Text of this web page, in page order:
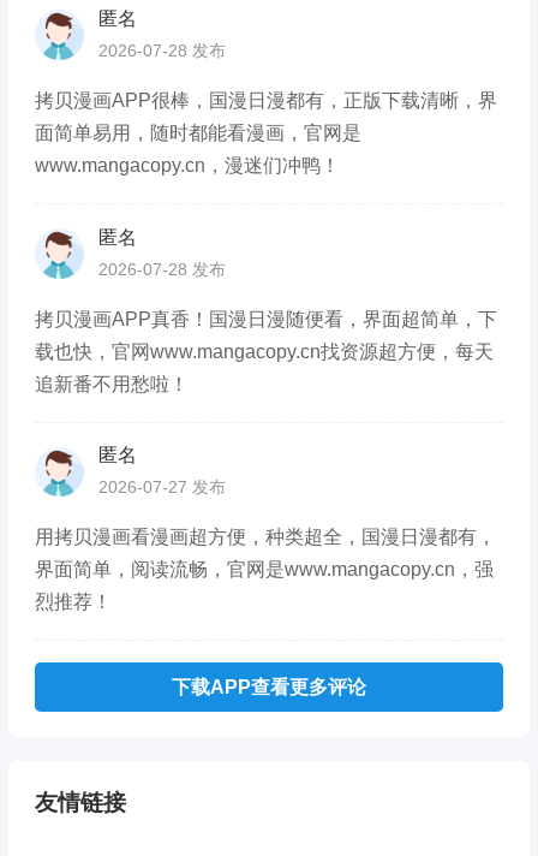
匿名
2026-07-28 发布
拷贝漫画APP很棒，国漫日漫都有，正版下载清晰，界
面简单易用，随时都能看漫画，官网是
www.mangacopy.cn，漫迷们冲鸭！
匿名
2026-07-28 发布
拷贝漫画APP真香！国漫日漫随便看，界面超简单，下
载也快，官网www.mangacopy.cn找资源超方便，每天
追新番不用愁啦！
匿名
2026-07-27 发布
用拷贝漫画看漫画超方便，种类超全，国漫日漫都有，
界面简单，阅读流畅，官网是www.mangacopy.cn，强
烈推荐！
下载APP查看更多评论
友情链接